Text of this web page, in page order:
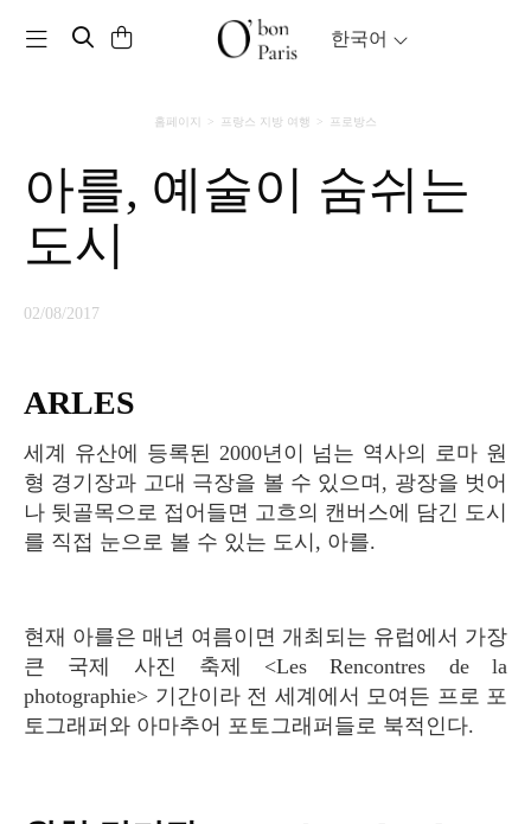
Toggle navigation 한국어
홈페이지 프랑스 지방 여행 프로방스
아를, 예술이 숨쉬는
도시
02/08/2017
ARLES
세계 유산에 등록된 2000년이 넘는 역사의 로마 원
형 경기장과 고대 극장을 볼 수 있으며, 광장을 벗어
나 뒷골목으로 접어들면 고흐의 캔버스에 담긴 도시
를 직접 눈으로 볼 수 있는 도시, 아를.
현재 아를은 매년 여름이면 개최되는 유럽에서 가장
큰 국제 사진 축제 <Les Rencontres de la
photographie> 기간이라 전 세계에서 모여든 프로 포
토그래퍼와 아마추어 포토그래퍼들로 북적인다.